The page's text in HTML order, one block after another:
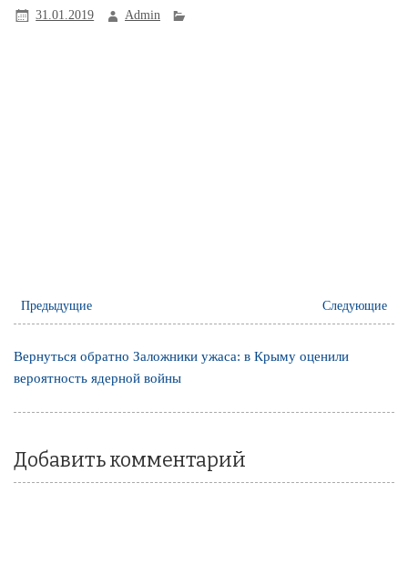
31.01.2019 Admin
Предыдущие Следующие
Вернуться обратно Заложники ужаса: в Крыму оценили
вероятность ядерной войны
Добавить комментарий